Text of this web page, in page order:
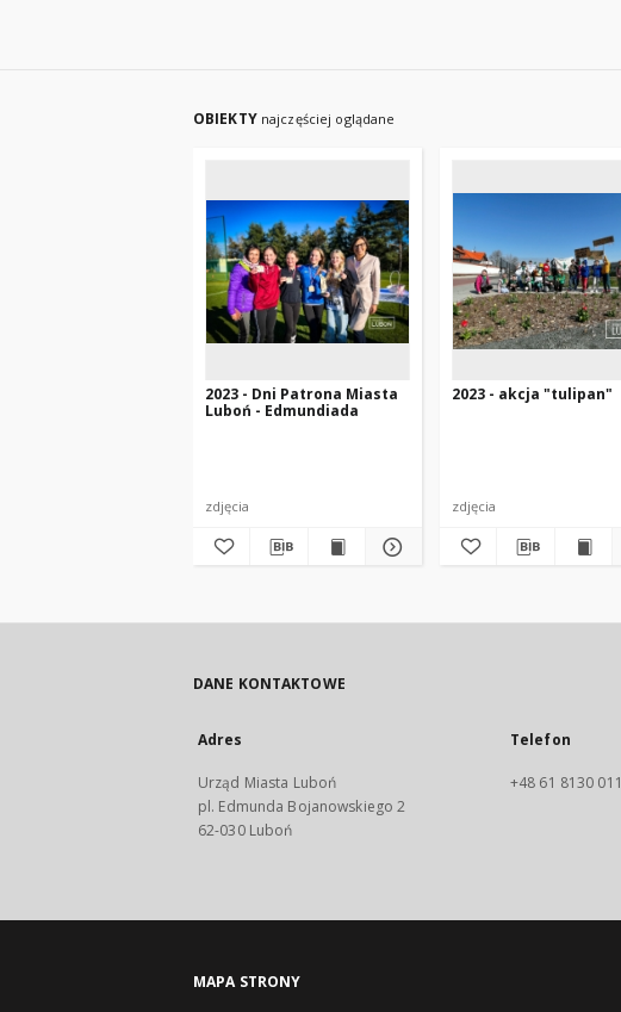
OBIEKTY najczęściej oglądane
2023 - Dni Patrona Miasta
Luboń - Edmundiada
zdjęcia
2023 - akcja "tulipan"
zdjęcia
DANE KONTAKTOWE
Adres
Urząd Miasta Luboń
pl. Edmunda Bojanowskiego 2
62-030 Luboń
Telefon
+48 61 8130 011
MAPA STRONY